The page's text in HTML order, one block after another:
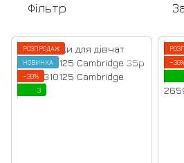
Фільтр
РОЗПРОДАЖ
НОВИНКА
−30%
3